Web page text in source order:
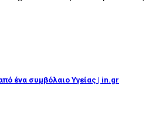
ένα συμβόλαιο Υγείας | in.gr